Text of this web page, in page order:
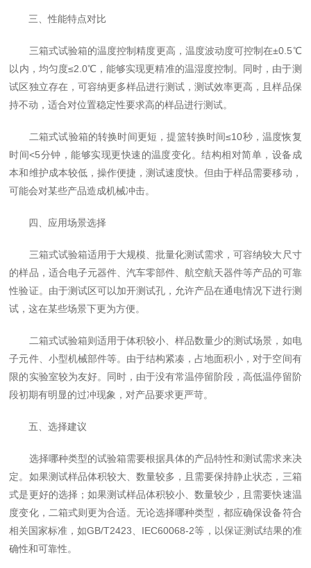
三、性能特点对比
三箱式试验箱的温度控制精度更高，温度波动度可控制在±0.5℃
以内，均匀度≤2.0℃，能够实现更精准的温湿度控制。同时，由于测
试区独立存在，可容纳更多样品进行测试，测试效率更高，且样品保
持不动，适合对位置稳定性要求高的样品进行测试。
二箱式试验箱的转换时间更短，提篮转换时间≤10秒，温度恢复
时间<5分钟，能够实现更快速的温度变化。结构相对简单，设备成
本和维护成本较低，操作便捷，测试速度快。但由于样品需要移动，
可能会对某些产品造成机械冲击。
四、应用场景选择
三箱式试验箱适用于大规模、批量化测试需求，可容纳较大尺寸
的样品，适合电子元器件、汽车零部件、航空航天器件等产品的可靠
性验证。由于测试区可以加开测试孔，允许产品在通电情况下进行测
试，这在某些场景下更为方便。
二箱式试验箱则适用于体积较小、样品数量少的测试场景，如电
子元件、小型机械部件等。由于结构紧凑，占地面积小，对于空间有
限的实验室较为友好。同时，由于没有常温停留阶段，高低温停留阶
段初期有明显的过冲现象，对产品要求更严苛。
五、选择建议
选择哪种类型的试验箱需要根据具体的产品特性和测试需求来决
定。如果测试样品体积较大、数量较多，且需要保持静止状态，三箱
式是更好的选择；如果测试样品体积较小、数量较少，且需要快速温
度变化，二箱式则更为合适。无论选择哪种类型，都应确保设备符合
相关国家标准，如GB/T2423、IEC60068-2等，以保证测试结果的准
确性和可靠性。